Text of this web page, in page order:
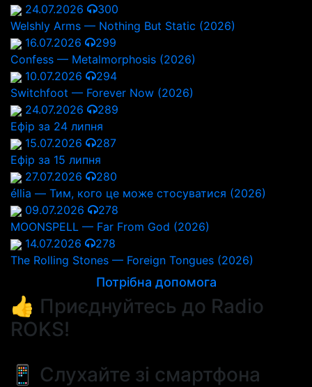
24.07.2026
300
Welshly Arms — Nothing But Static (2026)
16.07.2026
299
Confess — Metalmorphosis (2026)
10.07.2026
294
Switchfoot — Forever Now (2026)
24.07.2026
289
Ефір за 24 липня
15.07.2026
287
Ефір за 15 липня
27.07.2026
280
éllia — Тим, кого це може стосуватися (2026)
09.07.2026
278
MOONSPELL — Far From God (2026)
14.07.2026
278
The Rolling Stones — Foreign Tongues (2026)
Потрібна допомога
👍 Приєднуйтесь до Radio
ROKS!
📱 Слухайте зі смартфона